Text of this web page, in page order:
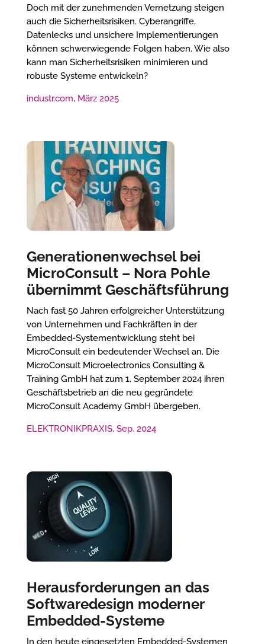
Doch mit der zunehmenden Vernetzung steigen
auch die Sicherheitsrisiken. Cyberangriffe,
Datenlecks und unsichere Implementierungen
können schwerwiegende Folgen haben. Wie also
kann man Sicherheitsrisiken minimieren und
robuste Systeme entwickeln?
industr.com, März 2025
Generationenwechsel bei
MicroConsult – Nora Pohle
übernimmt Geschäftsführung
Nach fast 50 Jahren erfolgreicher Unterstützung
von Unternehmen und Fachkräften in der
Embedded-Systementwicklung steht bei
MicroConsult ein bedeutender Wechsel an. Die
MicroConsult Microelectronics Consulting &
Training GmbH hat zum 1. September 2024 ihren
Geschäftsbetrieb an die neu gegründete
MicroConsult Academy GmbH übergeben.
ELEKTRONIKPRAXIS, Sep. 2024
Herausforderungen an das
Softwaredesign moderner
Embedded-Systeme
In den heute eingesetzten Embedded-Systemen